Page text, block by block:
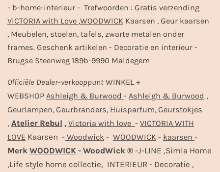
- b-home-interieur - Trefwoorden : Gratis verzending
VICTORIA with Love ,WOODWICK Kaarsen , Geur kaarsen
, Meubelen, stoelen, tafels, zwarte metalen onder
frames. Geschenk artikelen - Decoratie en interieur -
Brugse Steenweg 189b-9990 Maldegem
Officiële Dealer-verkooppunt WINKEL +
WEBSHOP Ashleigh & Burwood - Ashleigh & Burwood ,
Geurlampen, Geurbranders, Huisparfum, Geurstokjes
, Atelier Rebul , Victoria with love - VICTORIA WITH
LOVE Kaarsen - Woodwick - WOODWICK - kaarsen -
Merk WOODWICK - WoodWick ® -J-LINE ,Simla Home
,Life style home collectie, INTERIEUR - Decoratie ,